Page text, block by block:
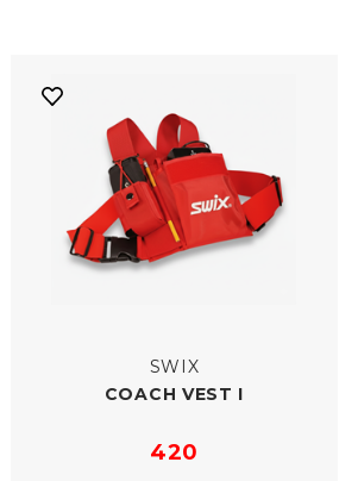
SWIX
COACH VEST I
420